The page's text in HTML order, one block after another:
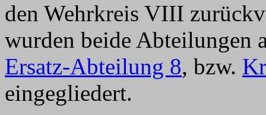
den Wehrkreis VIII
wurden beide Abteilungen
Ersatz-Abteilung 8, bzw.
eingegliedert.